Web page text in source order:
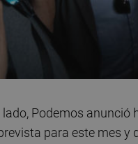
Podemos anunció
para este mes y